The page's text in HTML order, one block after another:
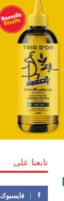
تابعنا على
فايسبوك